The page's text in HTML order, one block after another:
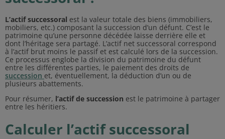
L’actif successoral est la valeur totale des biens (immobiliers,
mobiliers, etc.) composant la succession d’un défunt. C’est le
patrimoine qu’une personne décédée laisse derrière elle et
dont l’héritage sera partagé. L’actif net successoral correspond
à l’actif brut moins le passif et est calculé lors de la succession.
Ce processus englobe la division du patrimoine du défunt
entre les différentes parties, le paiement des droits de
succession et, éventuellement, la déduction d’un ou de
plusieurs abattements.
Pour résumer, l’actif de succession est le patrimoine à partager
entre les héritiers.
Calculer l’actif successoral